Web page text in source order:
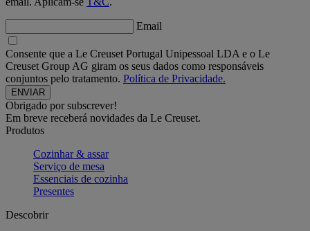
Email
Consente que a Le Creuset Portugal Unipessoal LDA e o Le
Creuset Group AG giram os seus dados como responsáveis
conjuntos pelo tratamento. Política de Privacidade.
Obrigado por subscrever!
Em breve receberá novidades da Le Creuset.
Produtos
Cozinhar & assar
Serviço de mesa
Essenciais de cozinha
Presentes
Descobrir